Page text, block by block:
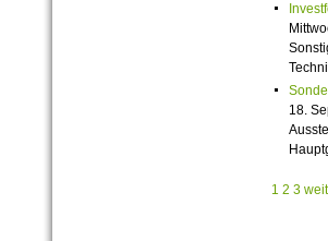
18.
1 2 3